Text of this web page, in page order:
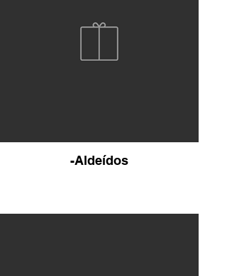
-Aldeídos